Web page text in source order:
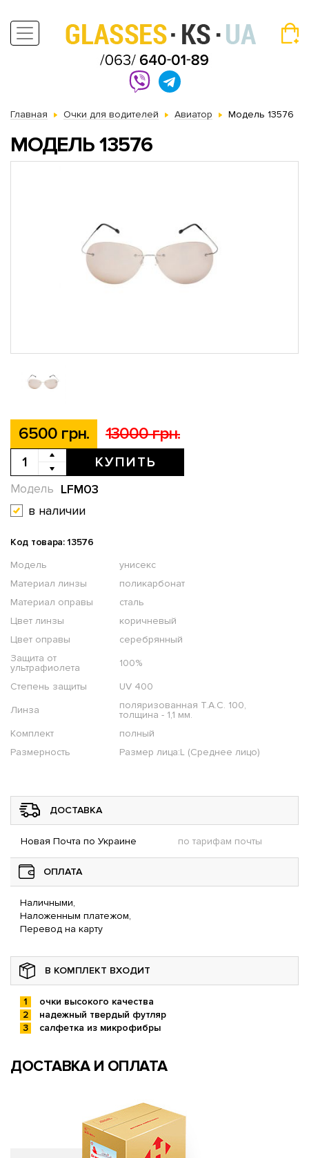
Главная Очки для водителей Авиатор Модель 13576
МОДЕЛЬ 13576
6500 грн. 13000 грн.
КУПИТЬ
LFM03
Модель
в наличии
Код товара: 13576
Модель
унисекс
Материал линзы
поликарбонат
Материал оправы
сталь
Цвет линзы
коричневый
Цвет оправы
серебрянный
Защита от
ультрафиолета
100%
Степень защиты
UV 400
Линза
поляризованная T.A.C. 100,
толщина - 1,1 мм.
Комплект
полный
Размерность
Размер лица:L (Среднее лицо)
ДОСТАВКА
Новая Почта по Украине по тарифам почты
ОПЛАТА
Наличными,
Наложенным платежом,
Перевод на карту
В КОМПЛЕКТ ВХОДИТ
очки высокого качества
надежный твердый футляр
салфетка из микрофибры
ДОСТАВКА И ОПЛАТА